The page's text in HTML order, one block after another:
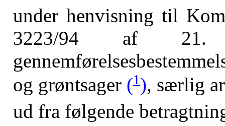
under henvisning til
3223/94 af 21.
og grøntsager (1), særlig
ud fra følgende